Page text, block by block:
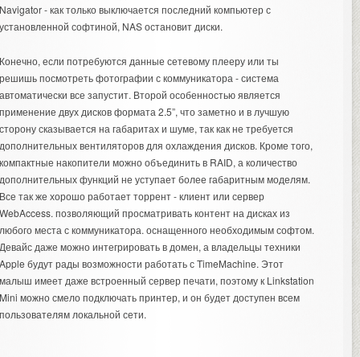
- как только выключается последний компьютер с
софтиной, NAS остановит диски.
если потребуются данные сетевому плееру или ты
посмотреть фотографии с коммуникатора - система
все запустит. Второй особенностью является
двух дисков формата 2.5”, что заметно и в лучшую
сказывается на габаритах и шуме, так как не требуется
вентиляторов для охлаждения дисков. Кроме того,
накопители можно объединить в RAID, а количество
функций не уступает более габаритным моделям.
так же хорошо работает торрент - клиент или сервер
позволяющий просматривать контент на дисках из
места с коммуникатора. оснащенного необходимым софтом.
даже можно интегрировать в домен, а владельцы техники
будут рады возможности работать с TimeMachine. Этот
имеет даже встроенный сервер печати, поэтому к Linkstation
можно смело подключать принтер, и он будет доступен всем
локальной сети.